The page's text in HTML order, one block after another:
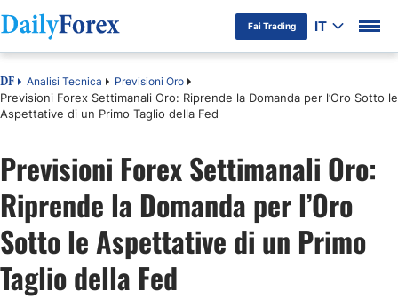
Fai Trading IT
DF Analisi Tecnica Previsioni Oro
Previsioni Forex Settimanali Oro: Riprende la Domanda per l’Oro Sotto le
Aspettative di un Primo Taglio della Fed
Previsioni Forex Settimanali Oro:
Riprende la Domanda per l’Oro
Sotto le Aspettative di un Primo
Taglio della Fed